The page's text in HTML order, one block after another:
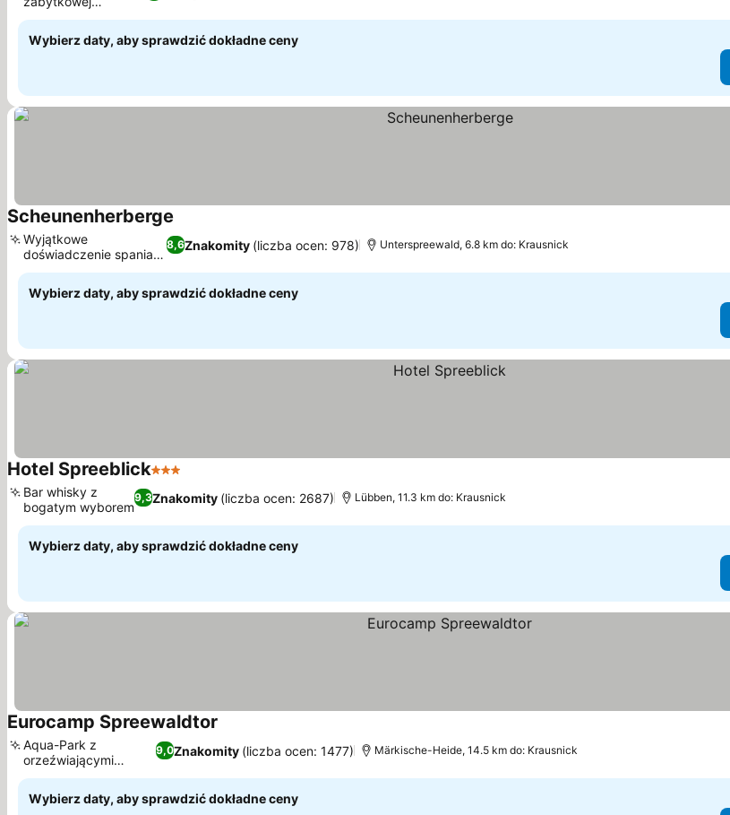
dzielnicy
Wybierz daty, aby sprawdzić dokładne ceny
Scheunenherberge
8,6Znakomity (liczba ocen: 978)
Wyjątkowe
doświadczenie spania
na sianie
Unterspreewald, 6.8 km do: Krausnick
Wybierz daty, aby sprawdzić dokładne ceny
Hotel Spreeblick3 Kategoria
9,3Znakomity (liczba ocen: 2687)
Bar whisky z
bogatym wyborem
Lübben, 11.3 km do: Krausnick
Wybierz daty, aby sprawdzić dokładne ceny
Eurocamp Spreewaldtor
9,0Znakomity (liczba ocen: 1477)
Aqua-Park z
orzeźwiającymi
atrakcjami
Märkische-Heide, 14.5 km do: Krausnick
Wybierz daty, aby sprawdzić dokładne ceny